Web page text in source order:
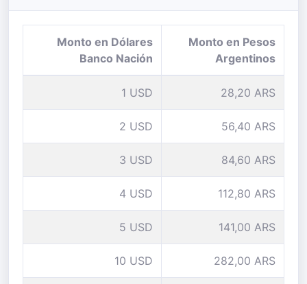
Monto en Dólares
Banco Nación
Monto en Pesos
Argentinos
1 USD 28,20 ARS
2 USD 56,40 ARS
3 USD 84,60 ARS
4 USD 112,80 ARS
5 USD 141,00 ARS
10 USD 282,00 ARS